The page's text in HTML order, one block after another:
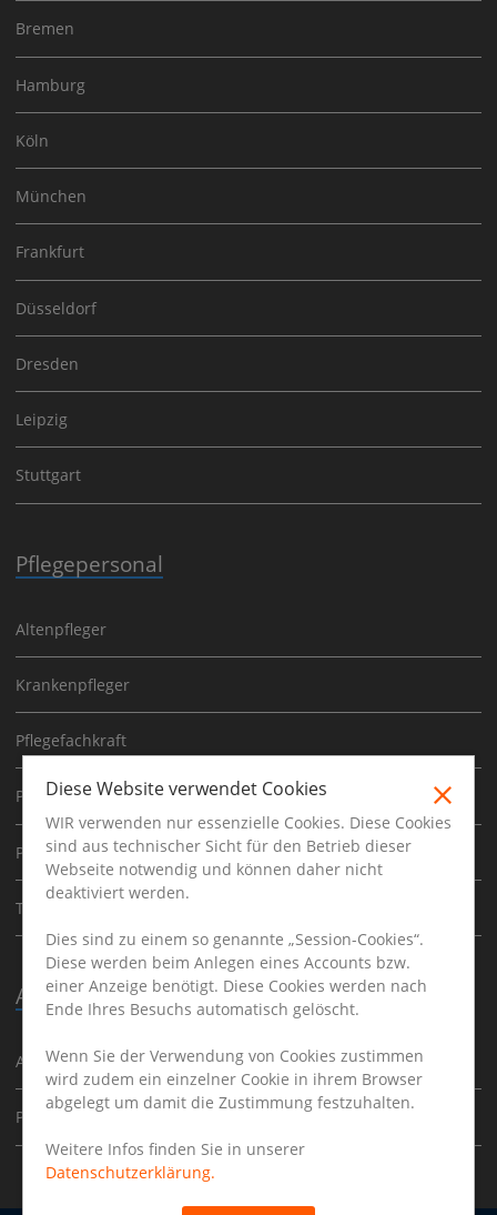
Bremen
Hamburg
Köln
München
Frankfurt
Düsseldorf
Dresden
Leipzig
Stuttgart
Pflegepersonal
Altenpfleger
Krankenpfleger
Pflegefachkraft
Pflegehelfer
Pflegeleitung
Therapeuten
Ausbildung
Ausbildung
Praktikum
Diese Website verwendet Cookies
WIR verwenden nur essenzielle Cookies. Diese Cookies
sind aus technischer Sicht für den Betrieb dieser
Webseite notwendig und können daher nicht
deaktiviert werden.
Dies sind zu einem so genannte „Session-Cookies“.
Diese werden beim Anlegen eines Accounts bzw.
einer Anzeige benötigt. Diese Cookies werden nach
Ende Ihres Besuchs automatisch gelöscht.
Wenn Sie der Verwendung von Cookies zustimmen
wird zudem ein einzelner Cookie in ihrem Browser
abgelegt um damit die Zustimmung festzuhalten.
Weitere Infos finden Sie in unserer
Datenschutzerklärung.